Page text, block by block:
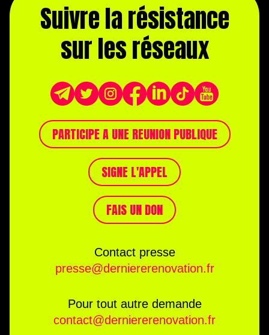
Suivre la résistance
sur les réseaux
PARTICIPE A UNE REUNION PUBLIQUE
SIGNE L'APPEL
FAIS UN DON
Contact presse
presse@derniererenovation.fr
Pour tout autre demande
contact@derniererenovation.fr